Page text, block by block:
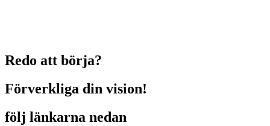
Redo att börja?
Förverkliga din vision!
följ länkarna nedan